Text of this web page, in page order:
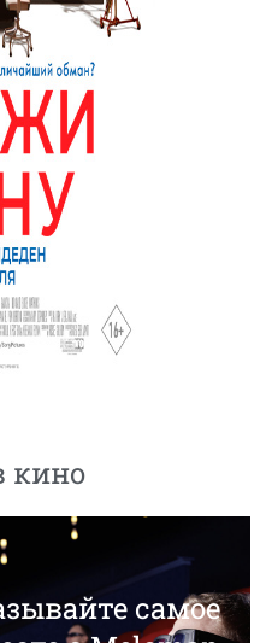
кино
самое